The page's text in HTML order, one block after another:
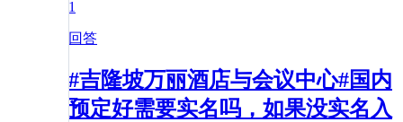
1
回答
#吉隆坡万丽酒店与会议中心#国内
预定好需要实名吗，如果没实名入